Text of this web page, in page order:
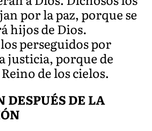
por la paz, porque se
hijos de Dios.
perseguidos por
justicia, porque de
de los cielos.
DESPUÉS DE LA